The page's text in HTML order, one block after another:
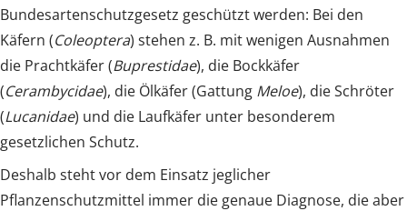
Bundesartenschutzgesetz geschützt werden: Bei den
Käfern (Coleoptera) stehen z. B. mit wenigen Ausnahmen
die Prachtkäfer (Buprestidae), die Bockkäfer
(Cerambycidae), die Ölkäfer (Gattung Meloe), die Schröter
(Lucanidae) und die Laufkäfer unter besonderem
gesetzlichen Schutz.
Deshalb steht vor dem Einsatz jeglicher
Pflanzenschutzmittel immer die genaue Diagnose, die aber